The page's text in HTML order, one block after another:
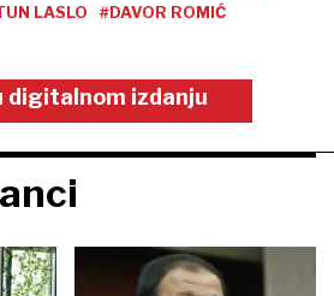
LASLO
#DAVOR ROMIĆ
izdanju